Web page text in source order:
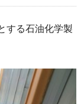
する石油化学製